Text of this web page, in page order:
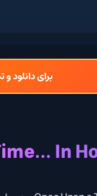
برای دانلود و تماشای